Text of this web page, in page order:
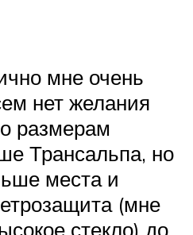
мне очень
нет желания
размерам
Трансальпа, но
места и
(мне
стекло) до